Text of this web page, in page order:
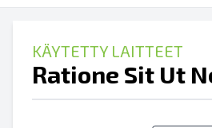
KÄYTETTY LAITTEET
Ratione Sit Ut